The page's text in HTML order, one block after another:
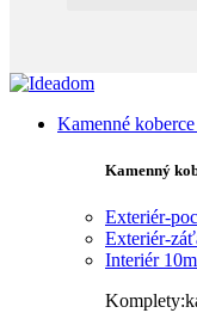
Kamenné
Kamenný
Exteriér-
Exteriér-
Interiér